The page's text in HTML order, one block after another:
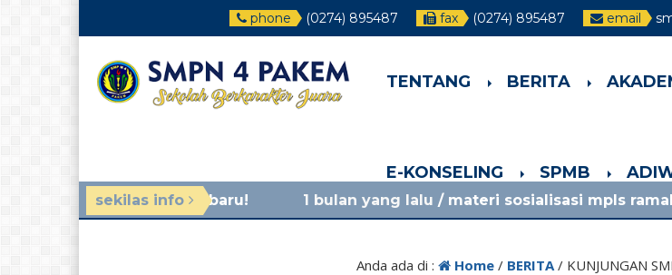
phone (0274) 895487 fax (0274) 895487 email
TENTANG BERITA
E-KONSELING SPMB
sekilas info
terbaru! 1 bulan yang lalu/ materi sosialisasi mpls ramah 2026 smpn 4
Anda ada di : Home / BERITA/ KUNJUNGAN